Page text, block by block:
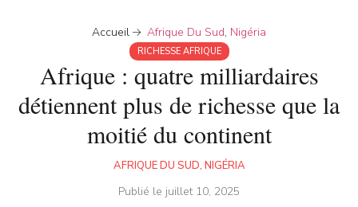
Accueil Afrique Du Sud, Nigéria
RICHESSE AFRIQUE
Afrique : quatre milliardaires
détiennent plus de richesse que la
moitié du continent
AFRIQUE DU SUD, NIGÉRIA
Publié le juillet 10, 2025